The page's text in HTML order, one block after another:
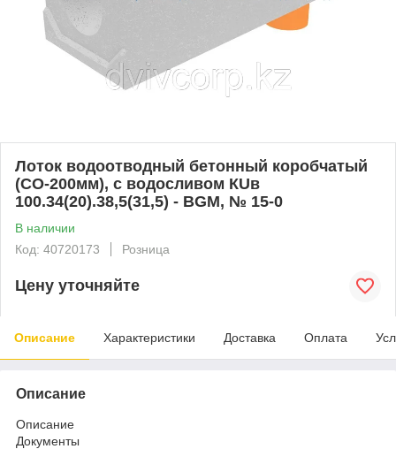
Лоток водоотводный бетонный коробчатый
(СО-200мм), с водосливом КUв
100.34(20).38,5(31,5) - BGМ, № 15-0
В наличии
Код: 40720173
Розница
Цену уточняйте
Описание Характеристики Доставка Оплата
Описание
Описание
Документы